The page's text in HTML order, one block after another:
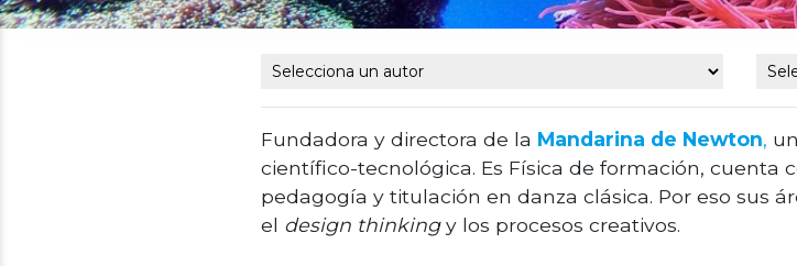
Fundadora y directora de la Mandarina de Newton,
científico-tecnológica. Es Física de formación, cuenta
pedagogía y titulación en danza clásica. Por eso sus
el design thinkingy los procesos creativos.